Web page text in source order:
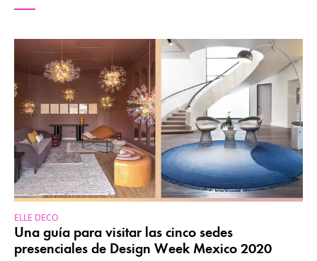
ELLE DECO
Una guía para visitar las cinco sedes
presenciales de Design Week Mexico 2020